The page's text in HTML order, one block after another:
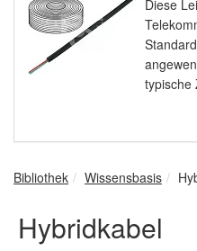
Diese
typische
Bibliothek Wissensbasis
Hybridkabel